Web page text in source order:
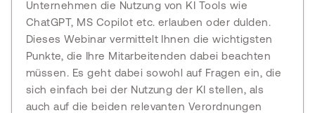
Unternehmen die Nutzung von KI Tools wie
ChatGPT, MS Copilot etc. erlauben oder dulden.
Dieses Webinar vermittelt Ihnen die wichtigsten
Punkte, die Ihre Mitarbeitenden dabei beachten
müssen. Es geht dabei sowohl auf Fragen ein, die
sich einfach bei der Nutzung der KI stellen, als
auch auf die beiden relevanten Verordnungen